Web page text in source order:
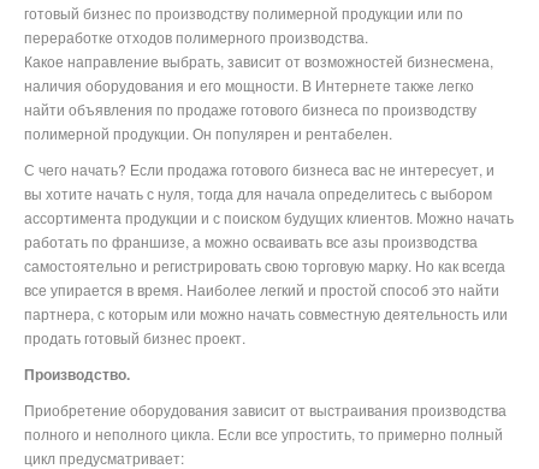
готовый бизнес по производству полимерной продукции или по
переработке отходов полимерного производства.
Какое направление выбрать, зависит от возможностей бизнесмена,
наличия оборудования и его мощности. В Интернете также легко
найти объявления по продаже готового бизнеса по производству
полимерной продукции. Он популярен и рентабелен.
С чего начать? Если продажа готового бизнеса вас не интересует, и
вы хотите начать с нуля, тогда для начала определитесь с выбором
ассортимента продукции и с поиском будущих клиентов. Можно начать
работать по франшизе, а можно осваивать все азы производства
самостоятельно и регистрировать свою торговую марку. Но как всегда
все упирается в время. Наиболее легкий и простой способ это найти
партнера, с которым или можно начать совместную деятельность или
продать готовый бизнес проект.
Производство.
Приобретение оборудования зависит от выстраивания производства
полного и неполного цикла. Если все упростить, то примерно полный
цикл предусматривает: